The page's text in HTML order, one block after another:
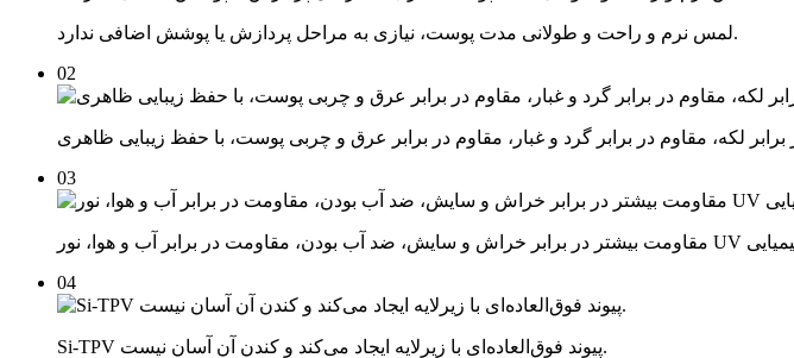
لمس نرم و راحت و طولانی مدت پوست، نیازی به مراحل پردازش یا پوشش اضافی ندارد.
02
03
04
Si-TPV پیوند فوق‌العاده‌ای با زیرلایه ایجاد می‌کند و کندن آن آسان نیست.